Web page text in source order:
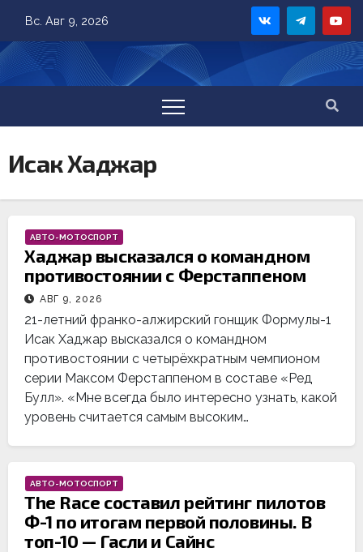
content
Вс. Авг 9, 2026
Исак Хаджар
АВТО-МОТОСПОРТ
Хаджар высказался о командном
противостоянии с Ферстаппеном
АВГ 9, 2026
21-летний франко-алжирский гонщик Формулы-1
Исак Хаджар высказался о командном
противостоянии с четырёхкратным чемпионом
серии Максом Ферстаппеном в составе «Ред
Булл». «Мне всегда было интересно узнать, какой
уровень считается самым высоким…
АВТО-МОТОСПОРТ
The Race составил рейтинг пилотов
Ф-1 по итогам первой половины. В
топ-10 — Гасли и Сайнс